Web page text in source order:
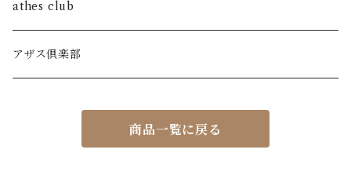
leather jacket
blouson jacket
accessory
athes club
アザス倶楽部
商品一覧に戻る